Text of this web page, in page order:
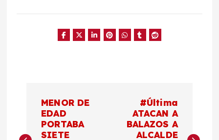
MENOR DE
EDAD
PORTABA
SIETE
#Última
ATACAN A
BALAZOS A
ALCALDE